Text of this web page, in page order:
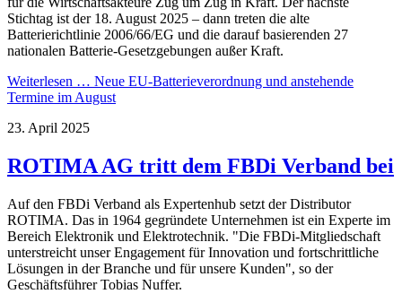
Stichtag ist der 18. August 2025 – dann treten die alte
Batterierichtlinie 2006/66/EG und die darauf basierenden 27
nationalen Batterie-Gesetzgebungen außer Kraft.
Weiterlesen … Neue EU-Batterieverordnung und anstehende
Termine im August
23. April 2025
ROTIMA AG tritt dem FBDi Verband bei
Auf den FBDi Verband als Expertenhub setzt der Distributor
ROTIMA. Das in 1964 gegründete Unternehmen ist ein Experte im
Bereich Elektronik und Elektrotechnik. "Die FBDi-Mitgliedschaft
unterstreicht unser Engagement für Innovation und fortschrittliche
Lösungen in der Branche und für unsere Kunden", so der
Geschäftsführer Tobias Nuffer.